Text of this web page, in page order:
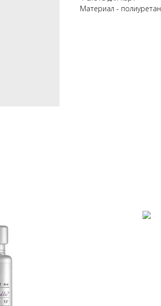
Материал - полиуретан